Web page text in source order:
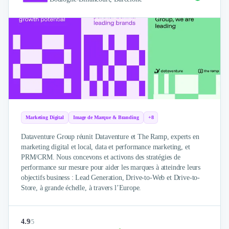
Packaging & Emballages
Support Client
Graphisme & Illustration
Design Thinking
Développement Logiciel
Création de Site Internet
Développement d'Application Mobile
Développement E-commerce
Direction Artistique
Cybersécurité
Logiciel E-Commerce
Marketing Digital Image de Marque & Branding +8
Dataventure Group réunit Dataventure et The Ramp, experts en
marketing digital et local, data et performance marketing, et
PRM/CRM. Nous concevons et activons des stratégies de
performance sur mesure pour aider les marques à atteindre leurs
objectifs business : Lead Generation, Drive-to-Web et Drive-to-
Store, à grande échelle, à travers l’Europe.
4.9/5